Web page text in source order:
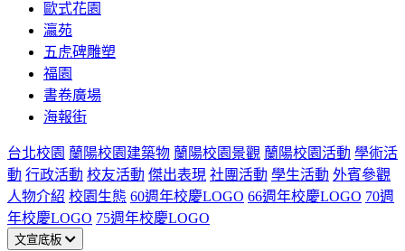
歐式花園
瀛苑
五虎碑雕塑
福園
書卷廣場
海報街
台北校園 蘭陽校園建築物 蘭陽校園景觀 蘭陽校園活動 學術活
動 行政活動 校友活動 傑出表現 社團活動 學生活動 外賓參觀
人物介紹 校園生態 60週年校慶LOGO 66週年校慶LOGO 70週
年校慶LOGO 75週年校慶LOGO
文宣底板